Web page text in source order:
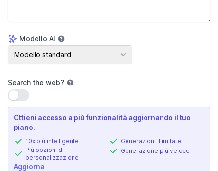
Modello AI
Modello AI
Modello standard
Search the web?
Usa impostazione
Ottieni accesso a più funzionalità aggiornando il tuo
piano.
10x più intelligente
Più opzioni di
personalizzazione
Generazioni illimitate
Generazione più veloce
Aggiorna